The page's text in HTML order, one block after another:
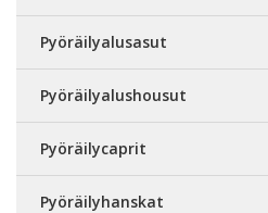
Pyöräilyalusasut
Pyöräilyalushousut
Pyöräilycaprit
Pyöräilyhanskat